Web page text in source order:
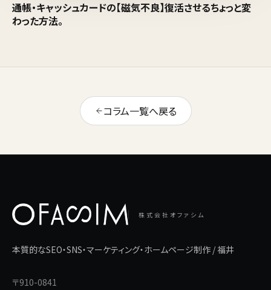
通帳・キャッシュカードの【磁気不良】復活させるちょっと変
わった方法。
コラム一覧へ戻る
株式会社オファシム
本質的なSEO・SNS・マーケティング・ホームページ制作 / 福井
〒910-0841